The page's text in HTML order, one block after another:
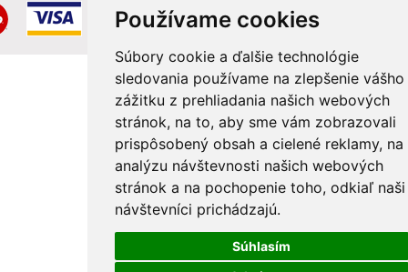
Používame cookies
Súbory cookie a ďalšie technológie
sledovania používame na zlepšenie vášho
zážitku z prehliadania našich webových
stránok, na to, aby sme vám zobrazovali
prispôsobený obsah a cielené reklamy, na
analýzu návštevnosti našich webových
stránok a na pochopenie toho, odkiaľ naši
návštevníci prichádzajú.
Súhlasím